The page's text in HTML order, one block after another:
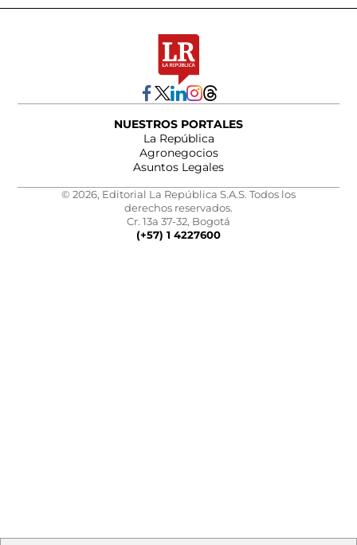
NUESTROS PORTALES
La República
Agronegocios
Asuntos Legales
© 2026, Editorial La República S.A.S. Todos los
derechos reservados.
Cr. 13a 37-32, Bogotá
(+57) 1 4227600